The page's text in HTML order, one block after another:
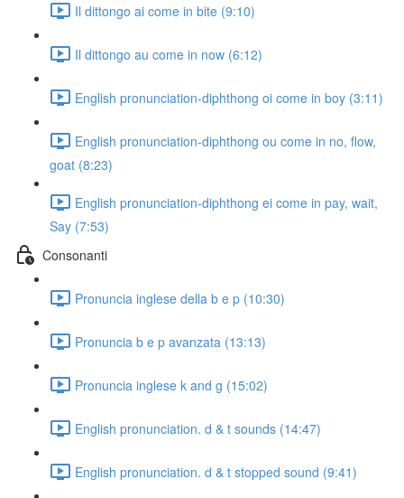
Il dittongo ai come in bite (9:10)
Il dittongo au come in now (6:12)
English pronunciation-diphthong oi come in boy (3:11)
English pronunciation-diphthong ou come in no, flow,
goat (8:23)
English pronunciation-diphthong ei come in pay, wait,
Say (7:53)
Consonanti
Pronuncia inglese della b e p (10:30)
Pronuncia b e p avanzata (13:13)
Pronuncia inglese k and g (15:02)
English pronunciation. d & t sounds (14:47)
English pronunciation. d & t stopped sound (9:41)